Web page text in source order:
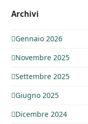
Archivi
Gennaio 2026
Novembre 2025
Settembre 2025
Giugno 2025
Dicembre 2024